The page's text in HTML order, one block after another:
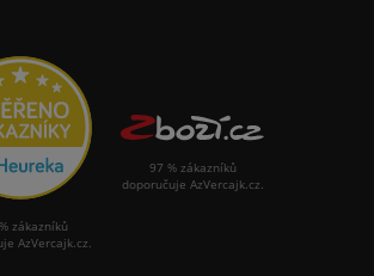
zákazníků
AzVercajk.cz.
97 % zákazníků
doporučuje AzVercajk.cz.